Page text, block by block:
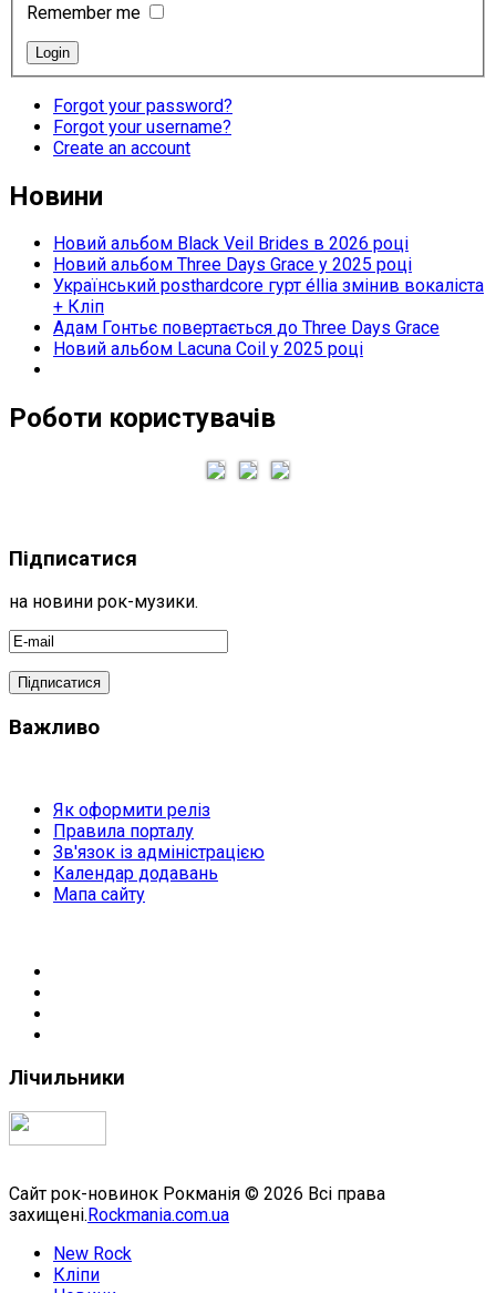
Remember me
Forgot your password?
Forgot your username?
Create an account
Новини
Новий альбом Black Veil Brides в 2026 році
Новий альбом Three Days Grace у 2025 році
Український posthardcore гурт éllia змінив вокаліста
+ Кліп
Адам Гонтьє повертається до Three Days Grace
Новий альбом Lacuna Coil у 2025 році
Роботи користувачів
Підписатися
на новини рок-музики.
Важливо
Як оформити реліз
Правила порталу
Зв'язок із адміністрацією
Календар додавань
Мапа сайту
Лічильники
Сайт рок-новинок Рокманія © 2026 Всі права
захищені. Rockmania.com.ua
New Rock
Кліпи